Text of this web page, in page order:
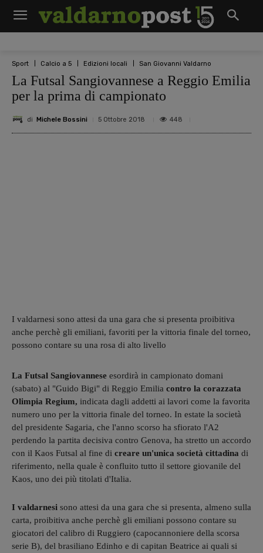
Sport Calcio a 5 Edizioni locali San Giovanni Valdarno
La Futsal Sangiovannese a Reggio Emilia
per la prima di campionato
di Michele Bossini 5 Ottobre 2018 448
I valdarnesi sono attesi da una gara che si presenta proibitiva
anche perchè gli emiliani, favoriti per la vittoria finale del torneo,
possono contare su una rosa di alto livello
La Futsal Sangiovannese esordirà in campionato domani
(sabato) al "Guido Bigi" di Reggio Emilia contro la corazzata
Olimpia Regium, indicata dagli addetti ai lavori come la favorita
numero uno per la vittoria finale del torneo. In estate la società
del presidente Sagaria, che l'anno scorso ha sfiorato l'A2
perdendo la partita decisiva contro Genova, ha stretto un accordo
con il Kaos Futsal al fine di creare un'unica società cittadina di
riferimento, nella quale è confluito tutto il settore giovanile del
Kaos, uno dei più titolati d'Italia.
I valdarnesi sono attesi da una gara che si presenta, almeno sulla
carta, proibitiva anche perchè gli emiliani possono contare su
giocatori del calibro di Ruggiero (capocannoniere della scorsa
serie B), del brasiliano Edinho e di capitan Beatrice ai quali si